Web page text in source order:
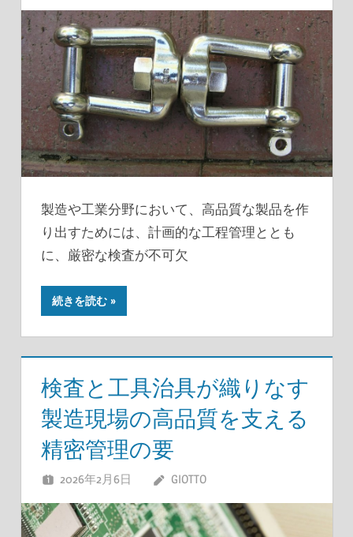
製造や工業分野において、高品質な製品を作
り出すためには、計画的な工程管理ととも
に、厳密な検査が不可欠
続きを読む
検査と工具治具が織りなす
製造現場の高品質を支える
精密管理の要
2026年2月6日 GIOTTO